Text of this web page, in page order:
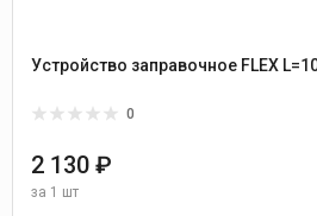
Устройство заправочное FLEX
0
2 130 ₽
за 1 шт